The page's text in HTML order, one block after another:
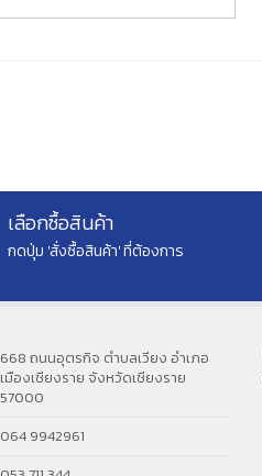
เลือกซื้อสินค้า
กดปุ่ม 'สั่งซื้อสินค้า' ที่ต้องการ
668 ถนนอุตรกิจ ตำบลเวียง อำเภอ
เมืองเชียงราย จังหวัดเชียงราย
57000
064 9942961